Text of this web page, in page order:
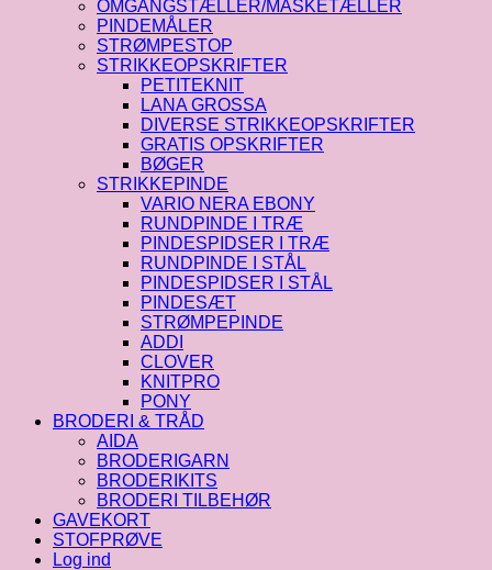
OMGANGSTÆLLER/MASKETÆLLER
PINDEMÅLER
STRØMPESTOP
STRIKKEOPSKRIFTER
PETITEKNIT
LANA GROSSA
DIVERSE STRIKKEOPSKRIFTER
GRATIS OPSKRIFTER
BØGER
STRIKKEPINDE
VARIO NERA EBONY
RUNDPINDE I TRÆ
PINDESPIDSER I TRÆ
RUNDPINDE I STÅL
PINDESPIDSER I STÅL
PINDESÆT
STRØMPEPINDE
ADDI
CLOVER
KNITPRO
PONY
BRODERI & TRÅD
AIDA
BRODERIGARN
BRODERIKITS
BRODERI TILBEHØR
GAVEKORT
STOFPRØVE
Log ind